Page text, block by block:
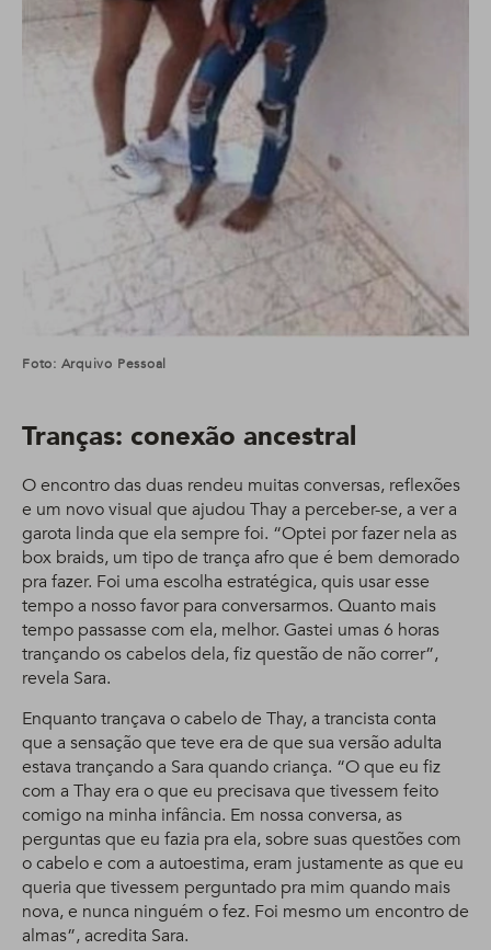
Foto: Arquivo Pessoal
Tranças: conexão ancestral
O encontro das duas rendeu muitas conversas, reflexões
e um novo visual que ajudou Thay a perceber-se, a ver a
garota linda que ela sempre foi. “Optei por fazer nela as
box braids, um tipo de trança afro que é bem demorado
pra fazer. Foi uma escolha estratégica, quis usar esse
tempo a nosso favor para conversarmos. Quanto mais
tempo passasse com ela, melhor. Gastei umas 6 horas
trançando os cabelos dela, fiz questão de não correr”,
revela Sara.
Enquanto trançava o cabelo de Thay, a trancista conta
que a sensação que teve era de que sua versão adulta
estava trançando a Sara quando criança. “O que eu fiz
com a Thay era o que eu precisava que tivessem feito
comigo na minha infância. Em nossa conversa, as
perguntas que eu fazia pra ela, sobre suas questões com
o cabelo e com a autoestima, eram justamente as que eu
queria que tivessem perguntado pra mim quando mais
nova, e nunca ninguém o fez. Foi mesmo um encontro de
almas”, acredita Sara.